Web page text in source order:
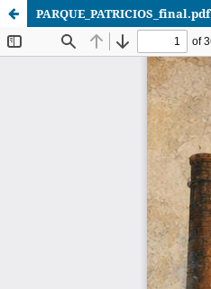
PARQUE_PATRICIOS_final.pdf